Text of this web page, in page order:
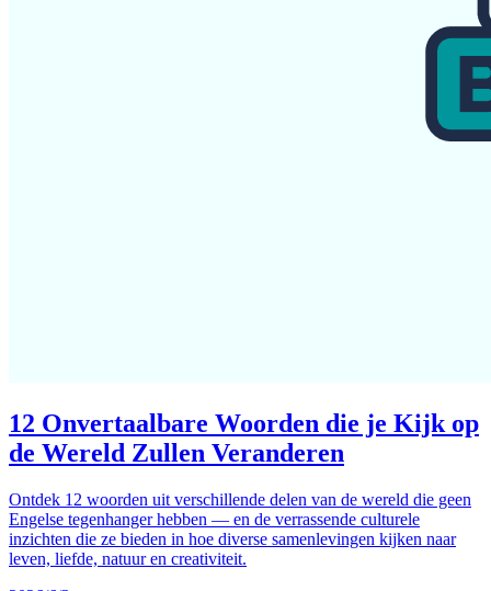
12 Onvertaalbare Woorden die je Kijk op
de Wereld Zullen Veranderen
Ontdek 12 woorden uit verschillende delen van de wereld die geen
Engelse tegenhanger hebben — en de verrassende culturele
inzichten die ze bieden in hoe diverse samenlevingen kijken naar
leven, liefde, natuur en creativiteit.